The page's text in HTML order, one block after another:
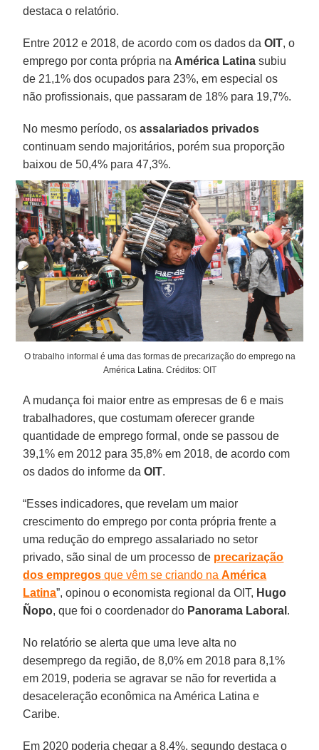
destaca o relatório.
Entre 2012 e 2018, de acordo com os dados daOIT, o
emprego por conta própria na América Latina subiu
de 21,1% dos ocupados para 23%, em especial os
não profissionais, que passaram de 18% para 19,7%.
No mesmo período, osassalariados privados
continuam sendo majoritários, porém sua proporção
baixou de 50,4% para 47,3%.
O trabalho informal é uma das formas de precarização do emprego na
América Latina. Créditos: OIT
A mudança foi maior entre as empresas de 6 e mais
trabalhadores, que costumam oferecer grande
quantidade de emprego formal, onde se passou de
39,1% em 2012 para 35,8% em 2018, de acordo com
os dados do informe daOIT.
“Esses indicadores, que revelam um maior
crescimento do emprego por conta própria frente a
uma redução do emprego assalariado no setor
privado, são sinal de um processo de precarização
dos empregos que vêm se criando naAmérica
Latina”, opinou o economista regional da OIT, Hugo
Ñopo, que foi o coordenador do Panorama Laboral .
No relatório se alerta que uma leve alta no
desemprego da região, de 8,0% em 2018 para 8,1%
em 2019, poderia se agravar se não for revertida a
desaceleração econômica na América Latina e
Caribe.
Em 2020 poderia chegar a 8,4%, segundo destaca o